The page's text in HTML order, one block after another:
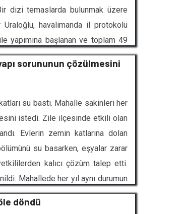
dizi temaslarda bulunmak üzere
Uraloğlu, havalimanda il protokolü
yapımına başlanan ve toplam 49
incelemelerde bulunan
ve heyelan afetleri nedeniyle tüm
sorununun çözülmesini
su bastı. Mahalle sakinleri her
istedi. Zile ilçesinde etkili olan
Evlerin zemin katlarına dolan
su basarken, eşyalar zarar
kalıcı çözüm talep etti.
Mahallede her yıl aynı durumun
"Her yağmurda buralar su doluyor.
ne yapılacaksa yapılsın. Her
döndü